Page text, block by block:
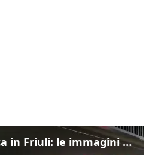
Il Barcellona sbarca in Friuli: le immagini dell'arrivo in albergo